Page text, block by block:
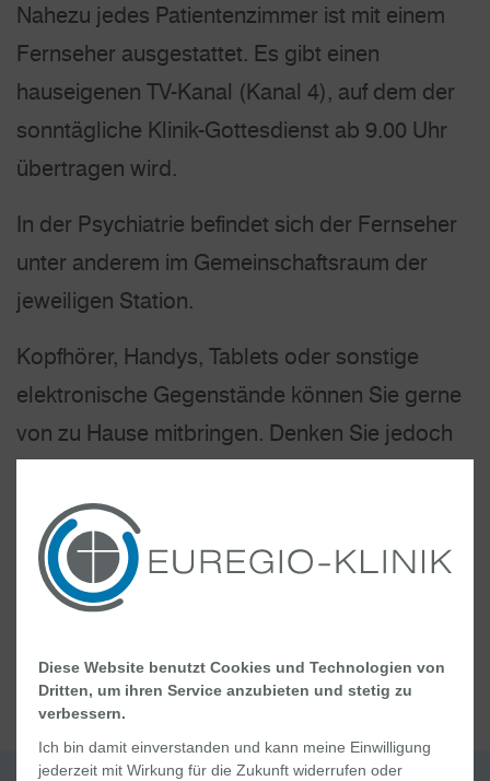
Nahezu jedes Patientenzimmer ist mit einem
Fernseher ausgestattet. Es gibt einen
hauseigenen TV-Kanal (Kanal 4), auf dem der
sonntägliche Klinik-Gottes­dienst ab 9.00 Uhr
übertragen wird.
In der Psychiatrie befindet sich der Fernseher
unter anderem im Gemeinschafts­raum der
jeweiligen Station.
Kopfhörer, Handys, Tablets oder sonstige
elektronische Gegenstände können Sie gerne
von zu Hause mitbringen. Denken Sie jedoch
dass die Klinik für Ihre Geräte keine Haftung
übernimmt.
zurück
Diese Website benutzt Cookies und Technologien von
Dritten, um ihren Service anzubieten und stetig zu
verbessern.
Ich bin damit einverstanden und kann meine Einwilligung
jederzeit mit Wirkung für die Zukunft widerrufen oder